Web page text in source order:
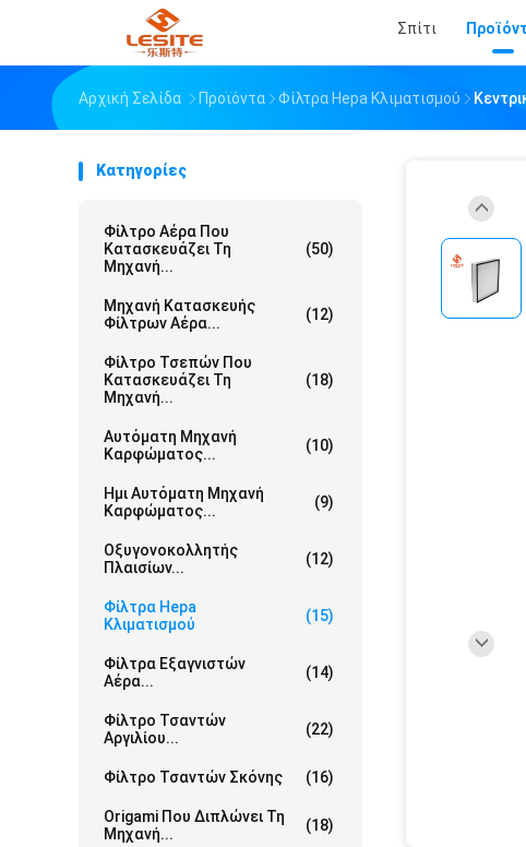
Σπίτι
Αρχική Σελίδα Προϊόντα Φίλτρα Hepa Κλιματισμού
Κατηγορίες
Φίλτρο Αέρα Που
Κατασκευάζει Τη
Μηχανή...
(50)
Μηχανή Κατασκευής
Φίλτρων Αέρα...
(12)
Φίλτρο Τσεπών Που
Κατασκευάζει Τη
Μηχανή...
(18)
Αυτόματη Μηχανή
Καρφώματος...
(10)
Ημι Αυτόματη Μηχανή
Καρφώματος...
(9)
Οξυγονοκολλητής
Πλαισίων...
(12)
Φίλτρα Hepa
Κλιματισμού
(15)
Φίλτρα Εξαγνιστών
Αέρα...
(14)
Φίλτρο Τσαντών
Αργιλίου...
(22)
Φίλτρο Τσαντών Σκόνης (16)
Origami Που Διπλώνει Τη
Μηχανή...
(18)